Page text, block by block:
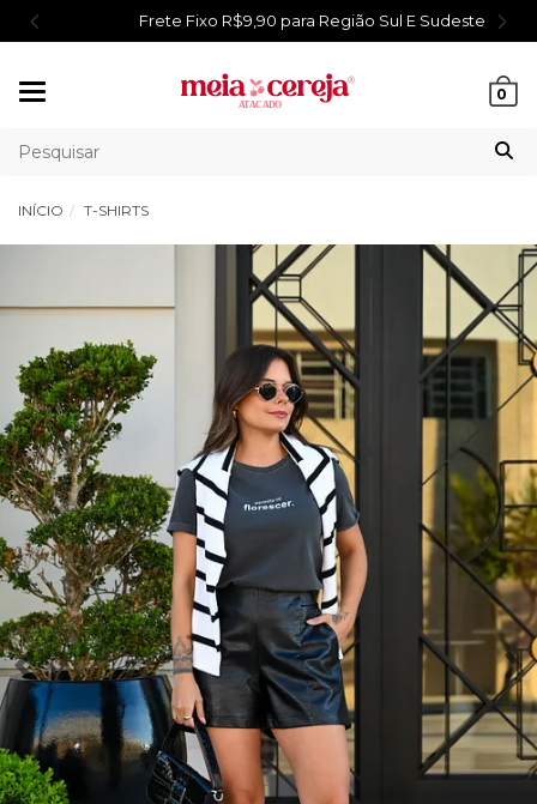
Frete Fixo R$9,90 para Região Sul E Sudeste
0
INÍCIO T-SHIRTS